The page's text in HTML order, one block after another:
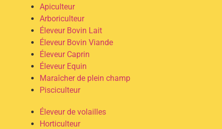
Apiculteur
Arboriculteur
Éleveur Bovin Lait
Éleveur Bovin Viande
Éleveur Caprin
Éleveur Equin
Maraîcher de plein champ
Pisciculteur
Éleveur de volailles
Horticulteur